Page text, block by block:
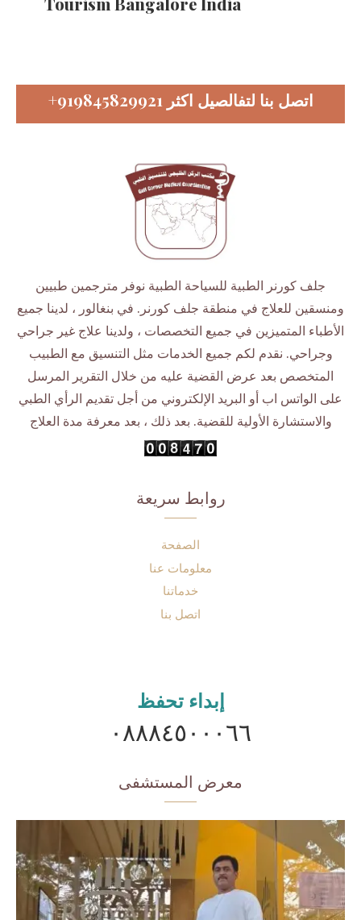
+919845829921 اتصل بنا لتفالصيل اكثر
جلف كورنر الطبية للسياحة الطبية نوفر مترجمين طبيين
ومنسقين للعلاج في منطقة جلف كورنر. في بنغالور ، لدينا جميع
الأطباء المتميزين في جميع التخصصات ، ولدينا علاج غير جراحي
وجراحي. نقدم لكم جميع الخدمات مثل التنسيق مع الطبيب
المتخصص بعد عرض القضية عليه من خلال التقرير المرسل
على الواتس اب أو البريد الإلكتروني من أجل تقديم الرأي الطبي
والاستشارة الأولية للقضية. بعد ذلك ، بعد معرفة مدة العلاج
روابط سريعة
الصفحة
معلومات عنا
خدماتنا
اتصل بنا
إبداء تحفظ
٠٨٨٨٤٥٠٠٠٦٦
معرض المستشفى